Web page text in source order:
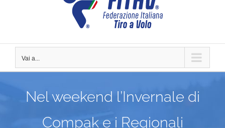
Vai a...
Nel weekend l’Invernale di
Compak e i Regionali